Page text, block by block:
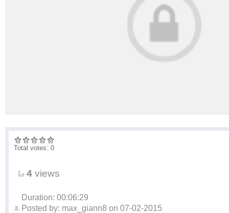
Total votes: 0
4 views
Duration: 00:06:29
Posted by: max_giann8 on 07-02-2015